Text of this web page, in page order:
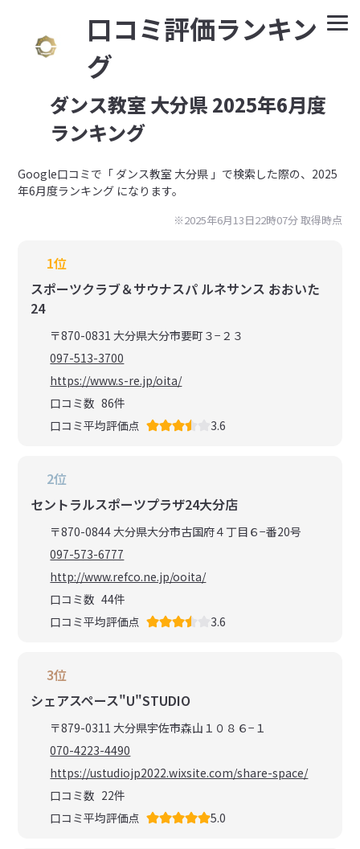
⼝コミ評価ランキン
グ
ダンス教室 大分県 2025年6月度
ランキング
Google⼝コミで「 ダンス教室 大分県 」で検索した際の、2025
年6月度ランキング になります。
※2025年6月13日22時07分 取得時点
1位
スポーツクラブ＆サウナスパ ルネサンス おおいた
24
〒870-0831 大分県大分市要町３−２３
097-513-3700
https://www.s-re.jp/oita/
口コミ数 86件
口コミ平均評価点
3.6
2位
セントラルスポーツプラザ24大分店
〒870-0844 大分県大分市古国府４丁目６−番20号
097-573-6777
http://www.refco.ne.jp/ooita/
口コミ数 44件
口コミ平均評価点
3.6
3位
シェアスペース"U"STUDIO
〒879-0311 大分県宇佐市森山１０８６−１
070-4223-4490
https://ustudiojp2022.wixsite.com/share-space/
口コミ数 22件
口コミ平均評価点
5.0